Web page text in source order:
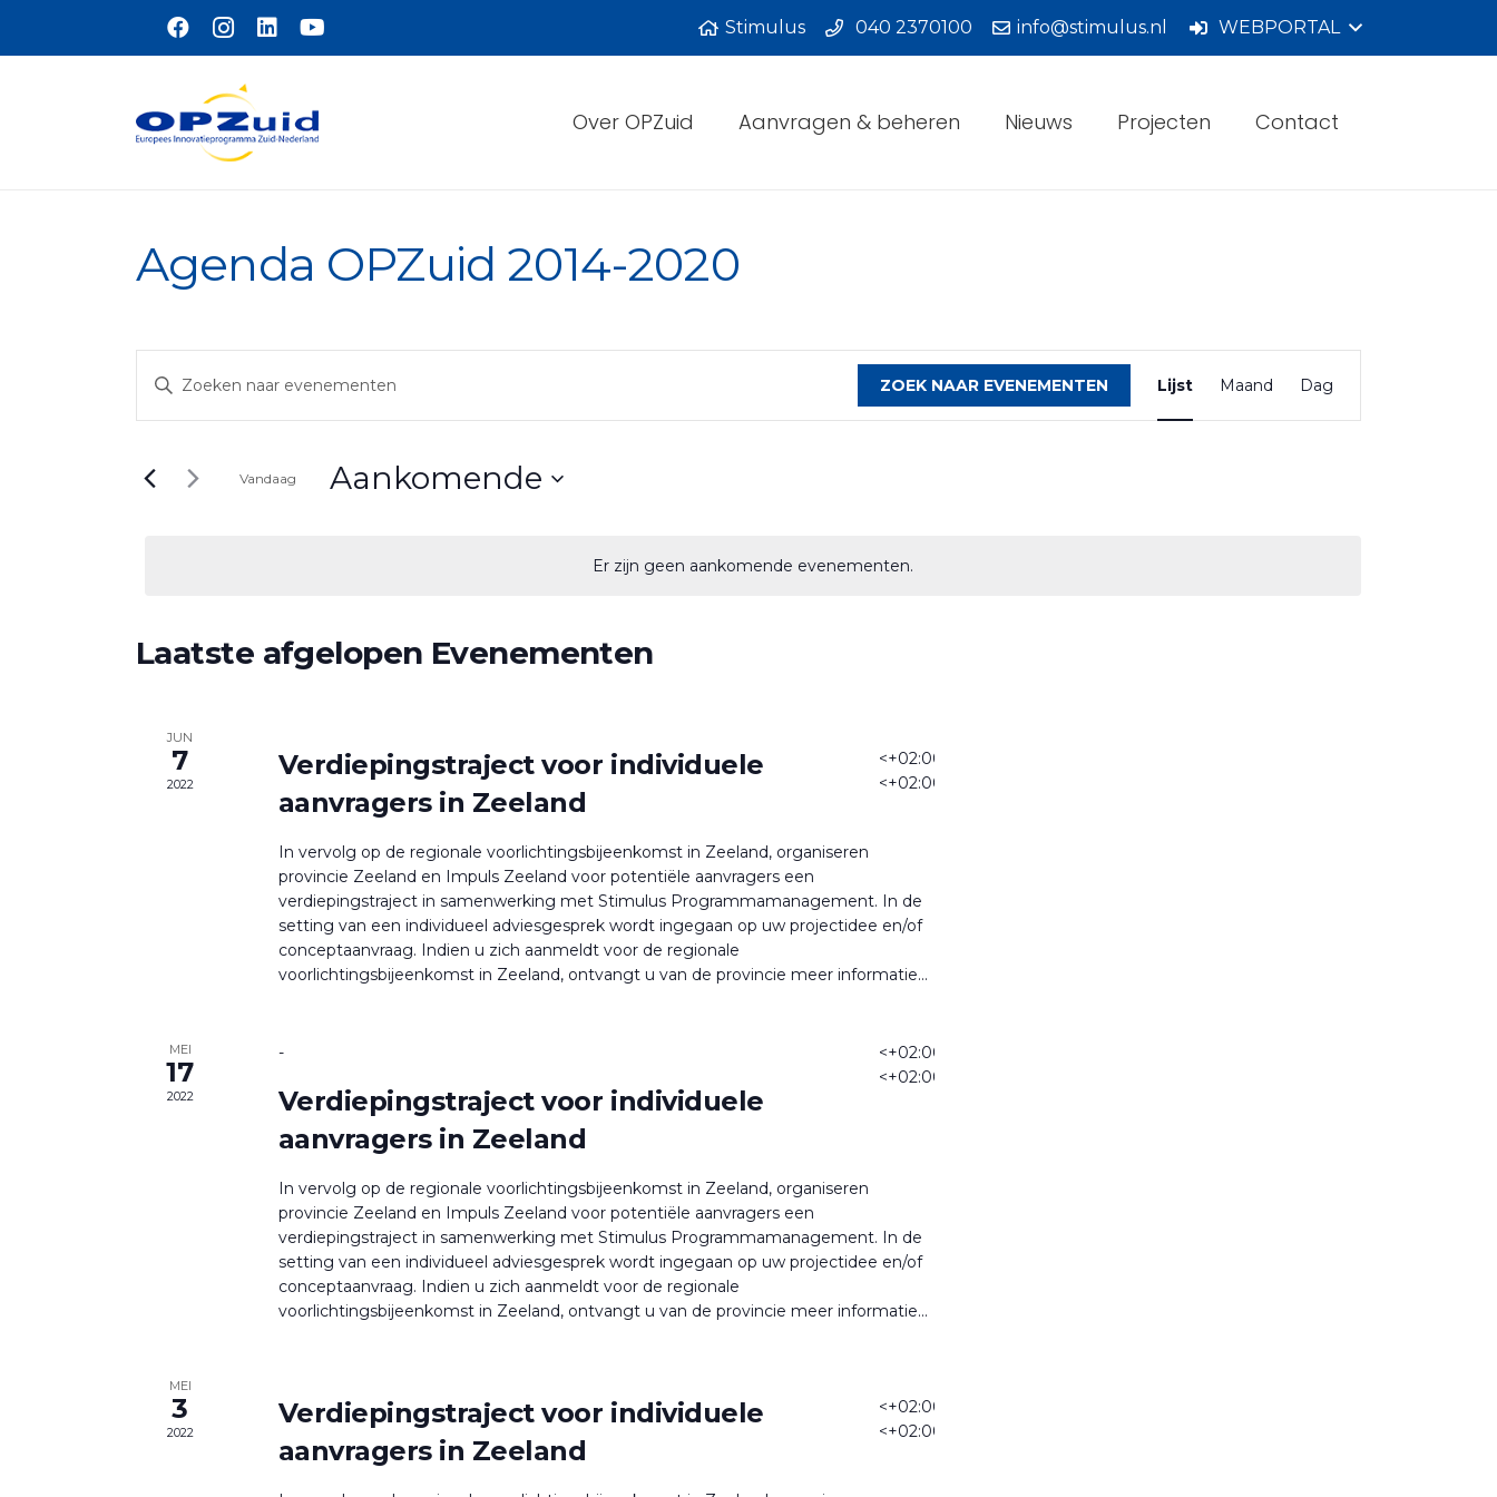
Naar hoofdinhoud
Stimulus 040 2370100 info@stimulus.nl WEBPORTAL
Over OPZuid Aanvragen & beheren Nieuws Projecten Contact
Agenda OPZuid 2014-2020
Er zijn geen aankomende evenementen.
Evenementen
Zoeken
weergeven
Vul
in.
ZOEK NAAR EVENEMENTEN
weergaven
navigatie
Lijst Maand Dag
Vandaag Aankomende
Laatste afgelopen Evenementen
JUN
7
2022
<+02:00>7
<+02:00>jun
Verdiepingstraject voor individuele
aanvragers in Zeeland
In vervolg op de regionale voorlichtingsbijeenkomst in Zeeland, organiseren
provincie Zeeland en Impuls Zeeland voor potentiële aanvragers een
verdiepingstraject in samenwerking met Stimulus Programmamanagement. In de
setting van een individueel adviesgesprek wordt ingegaan op uw projectidee en/of
conceptaanvraag. Indien u zich aanmeldt voor de regionale
voorlichtingsbijeenkomst in Zeeland, ontvangt u van de provincie meer informatie...
MEI
17
2022
<+02:00>17
<+02:00>mei
-
Verdiepingstraject voor individuele
aanvragers in Zeeland
In vervolg op de regionale voorlichtingsbijeenkomst in Zeeland, organiseren
provincie Zeeland en Impuls Zeeland voor potentiële aanvragers een
verdiepingstraject in samenwerking met Stimulus Programmamanagement. In de
setting van een individueel adviesgesprek wordt ingegaan op uw projectidee en/of
conceptaanvraag. Indien u zich aanmeldt voor de regionale
voorlichtingsbijeenkomst in Zeeland, ontvangt u van de provincie meer informatie...
MEI
3
2022
<+02:00>3
<+02:00>mei
Verdiepingstraject voor individuele
aanvragers in Zeeland